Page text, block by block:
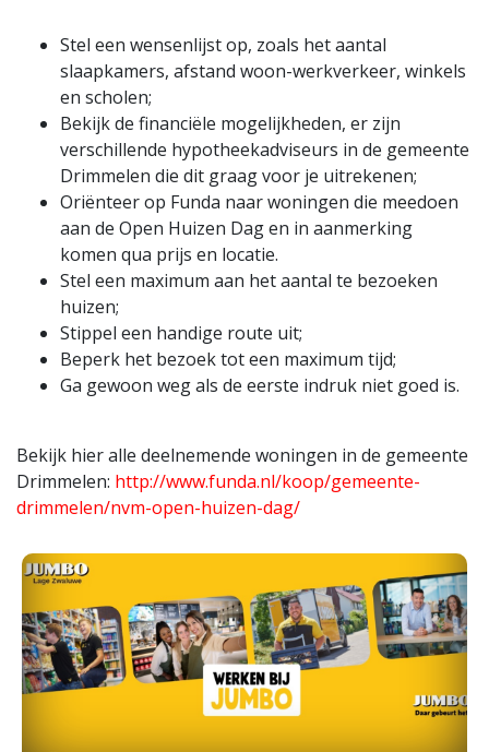
Stel een wensenlijst op, zoals het aantal
slaapkamers, afstand woon-werkverkeer, winkels
en scholen;
Bekijk de financiële mogelijkheden, er zijn
verschillende hypotheekadviseurs in de gemeente
Drimmelen die dit graag voor je uitrekenen;
Oriënteer op Funda naar woningen die meedoen
aan de Open Huizen Dag en in aanmerking
komen qua prijs en locatie.
Stel een maximum aan het aantal te bezoeken
huizen;
Stippel een handige route uit;
Beperk het bezoek tot een maximum tijd;
Ga gewoon weg als de eerste indruk niet goed is.
Bekijk hier alle deelnemende woningen in de gemeente
Drimmelen: http://www.funda.nl/koop/gemeente-
drimmelen/nvm-open-huizen-dag/